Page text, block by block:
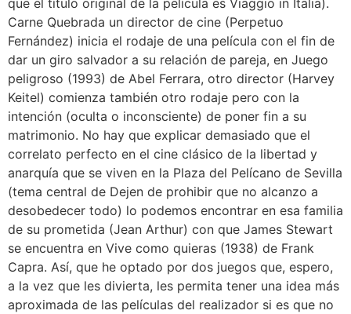
Carne Quebrada un director de cine (Perpetuo
Fernández) inicia el rodaje de una película con el fin de
dar un giro salvador a su relación de pareja, en Juego
peligroso (1993) de Abel Ferrara, otro director (Harvey
Keitel) comienza también otro rodaje pero con la
intención (oculta o inconsciente) de poner fin a su
matrimonio. No hay que explicar demasiado que el
correlato perfecto en el cine clásico de la libertad y
anarquía que se viven en la Plaza del Pelícano de Sevilla
(tema central de Dejen de prohibir que no alcanzo a
desobedecer todo) lo podemos encontrar en esa familia
de su prometida (Jean Arthur) con que James Stewart
se encuentra en Vive como quieras (1938) de Frank
Capra. Así, que he optado por dos juegos que, espero,
a la vez que les divierta, les permita tener una idea más
aproximada de las películas del realizador si es que no